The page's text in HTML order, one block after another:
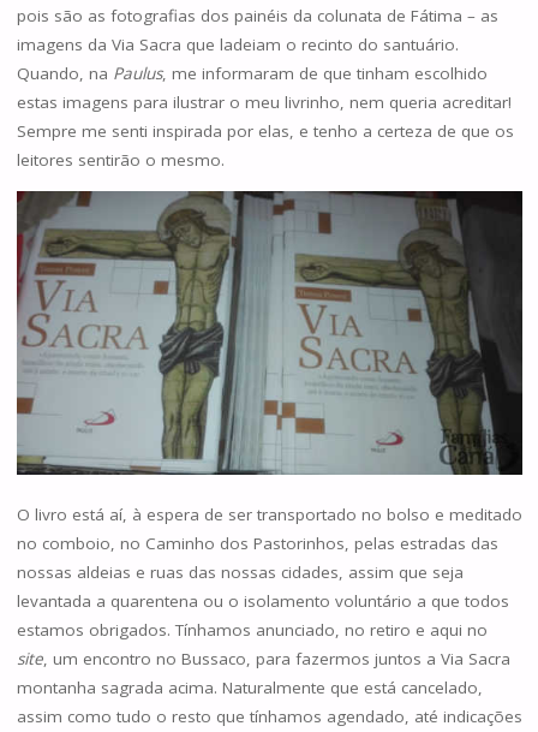
pois são as fotografias dos painéis da colunata de Fátima – as
imagens da Via Sacra que ladeiam o recinto do santuário.
Quando, na Paulus, me informaram de que tinham escolhido
estas imagens para ilustrar o meu livrinho, nem queria acreditar!
Sempre me senti inspirada por elas, e tenho a certeza de que os
leitores sentirão o mesmo.
O livro está aí, à espera de ser transportado no bolso e meditado
no comboio, no Caminho dos Pastorinhos, pelas estradas das
nossas aldeias e ruas das nossas cidades, assim que seja
levantada a quarentena ou o isolamento voluntário a que todos
estamos obrigados. Tínhamos anunciado, no retiro e aqui no
site, um encontro no Bussaco, para fazermos juntos a Via Sacra
montanha sagrada acima. Naturalmente que está cancelado,
assim como tudo o resto que tínhamos agendado, até indicações